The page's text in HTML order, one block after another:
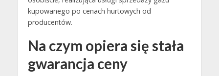
kupowanego po cenach hurtowych od
producentów.
Na czym opiera się stała
gwarancja ceny